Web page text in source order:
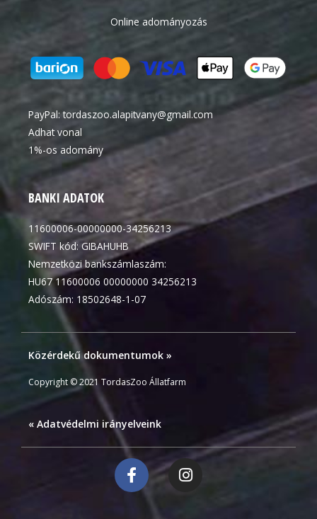
Online adományozás
PayPal:tordaszoo.alapitvany@gmail.com
Adhat vonal
1%-os adomány
BANKI ADATOK
11600006-00000000-34256213
SWIFT kód: GIBAHUHB
Nemzetközi bankszámlaszám:
HU67 11600006 00000000 34256213
Adószám: 18502648-1-07
Közérdekű dokumentumok »
Copyright © 2021 TordasZoo Állatfarm
« Adatvédelmi irányelveink
F
a
c
I
n